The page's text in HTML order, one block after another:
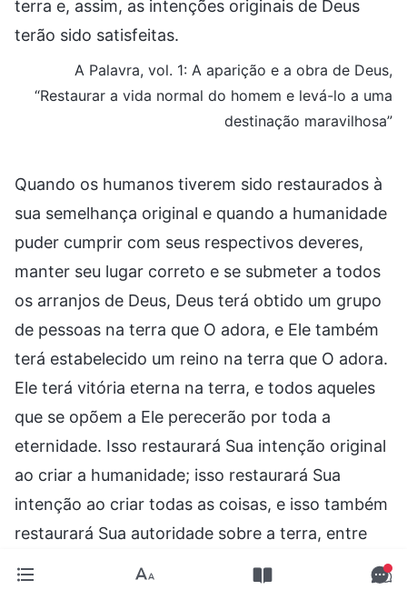
terra e, assim, as intenções originais de Deus
terão sido satisfeitas.
A Palavra, vol. 1: A aparição e a obra de Deus,
“Restaurar a vida normal do homem e levá-lo a uma
destinação maravilhosa”
Quando os humanos tiverem sido restaurados à
sua semelhança original e quando a humanidade
puder cumprir com seus respectivos deveres,
manter seu lugar correto e se submeter a todos
os arranjos de Deus, Deus terá obtido um grupo
de pessoas na terra que O adora, e Ele também
terá estabelecido um reino na terra que O adora.
Ele terá vitória eterna na terra, e todos aqueles
que se opõem a Ele perecerão por toda a
eternidade. Isso restaurará Sua intenção original
ao criar a humanidade; isso restaurará Sua
intenção ao criar todas as coisas, e isso também
restaurará Sua autoridade sobre a terra, entre